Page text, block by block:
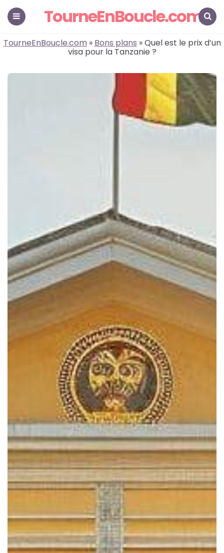
TourneEnBoucle.com
TourneEnBoucle.com » Bons plans » Quel est le prix d’un
visa pour la Tanzanie ?